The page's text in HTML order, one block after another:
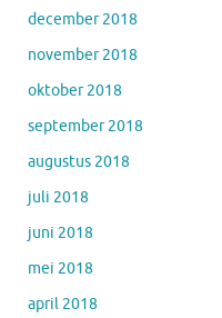
december 2018
november 2018
oktober 2018
september 2018
augustus 2018
juli 2018
juni 2018
mei 2018
april 2018